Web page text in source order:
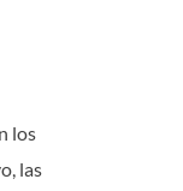
los
las